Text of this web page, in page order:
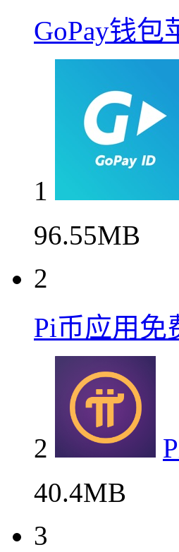
GoPay钱
1
96.55MB
2
Pi币应用免
2
40.4MB
3